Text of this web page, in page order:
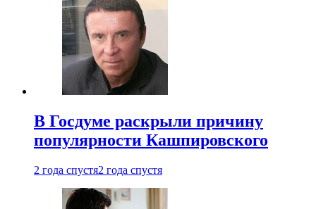
В Госдуме раскрыли причину
популярности Кашпировского
2 года спустя2 года спустя